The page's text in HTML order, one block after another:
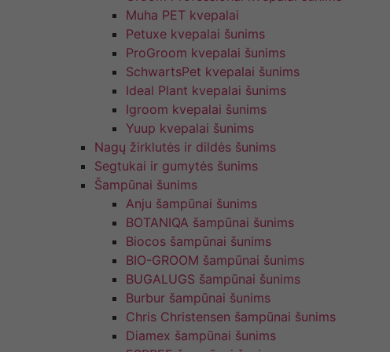
Muha PET kvepalai
Petuxe kvepalai šunims
ProGroom kvepalai šunims
SchwartsPet kvepalai šunims
Ideal Plant kvepalai šunims
Igroom kvepalai šunims
Yuup kvepalai šunims
Nagų žirklutės ir dildės šunims
Segtukai ir gumytės šunims
Šampūnai šunims
Anju šampūnai šunims
BOTANIQA šampūnai šunims
Biocos šampūnai šunims
BIO-GROOM šampūnai šunims
BUGALUGS šampūnai šunims
Burbur šampūnai šunims
Chris Christensen šampūnai šunims
Diamex šampūnai šunims